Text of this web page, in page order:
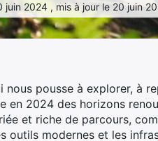
juin 2024 , mis à jour le 20 juin
nous pousse à explorer, à
en 2024 des horizons
et riche de parcours,
outils modernes et les